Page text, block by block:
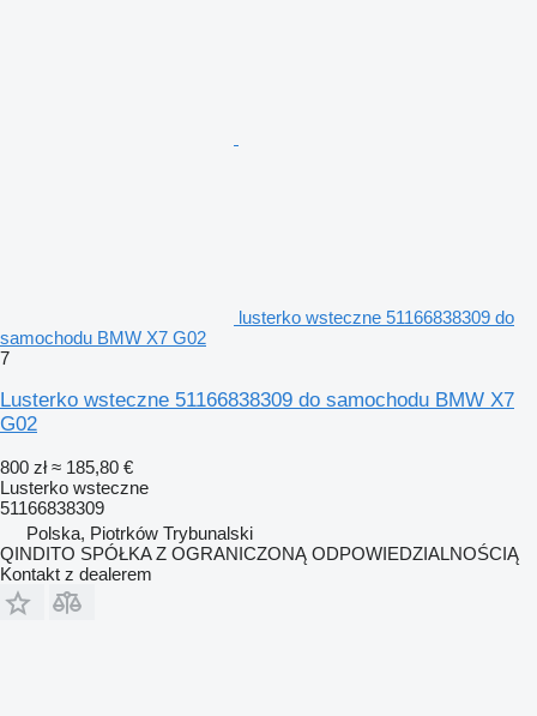
lusterko wsteczne 51166838309 do
samochodu BMW X7 G02
7
Lusterko wsteczne 51166838309 do samochodu BMW X7
G02
800 zł ≈ 185,80 €
Lusterko wsteczne
51166838309
Polska, Piotrków Trybunalski
QINDITO SPÓŁKA Z OGRANICZONĄ ODPOWIEDZIALNOŚCIĄ
Kontakt z dealerem